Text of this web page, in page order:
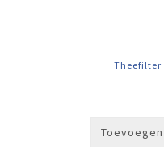
Theefilter